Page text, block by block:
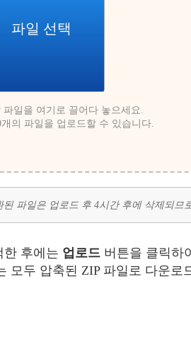
파일 선택
파일을 여기로 끌어다 놓으세요.
의 파일을 업로드할 수 있습니다.
파일은 업로드 후 4시간 후에 삭제되므
한 후에는 업로드 버튼을 클릭하
모두 압축된 ZIP 파일로 다운로